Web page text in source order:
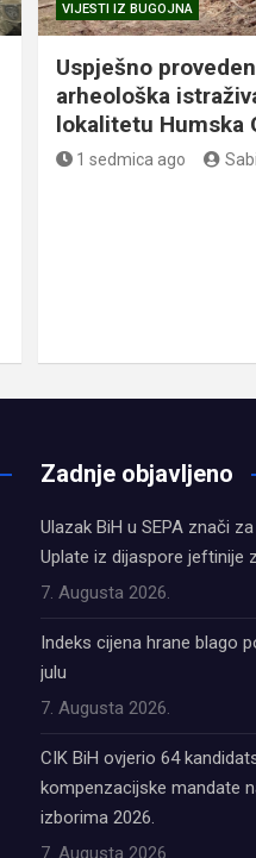
VIJESTI IZ BUGOJNA
Uspješno
arheološka
lokalitetu Humska
1 sedmica ago
Zadnje objavljeno
Ulazak BiH u SEPA znači
Uplate iz dijaspore jeftinije
7. Augusta 2026.
Indeks cijena hrane blago
julu
7. Augusta 2026.
CIK BiH ovjerio 64
kompenzacijske mandate
izborima 2026.
7. Augusta 2026.